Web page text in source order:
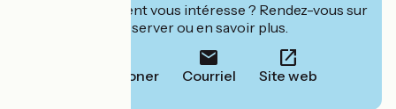
Cet établissement vous intéresse ? Rendez-vous sur
leur site pour réserver ou en savoir plus.
Téléphoner Courriel Site web